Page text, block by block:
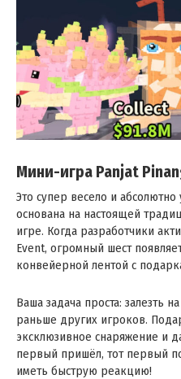
Мини-игра Panjat
Это супер весело и
основана на настоящей
игре . Когда разработчики
Event, огромный шест
конвейерной лентой с
Ваша задача проста: залезть
раньше других игроков.
эксклюзивное снаряжение и
первый пришёл, тот первый
иметь быструю реакцию !